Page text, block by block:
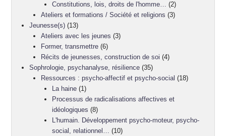
Constitutions, lois, droits de l'homme… (2)
Ateliers et formations / Société et religions (3)
Jeunesse(s) (13)
Ateliers avec les jeunes (3)
Former, transmettre(6)
Récits de jeunesses, construction de soi (4)
Sophrologie, psychanalyse, résilience (35)
Ressources : psycho-affectif et psycho-social (18)
La haine (1)
Processus de radicalisations affectives et
idéologiques (8)
L'humain. Développement psycho-moteur, psycho-
social, relationnel… (10)